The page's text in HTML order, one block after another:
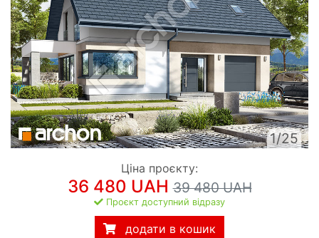
1/25
Ціна проєкту:
36 480 UAH39 480 UAH
Проєкт доступний відразу
додати в кошик